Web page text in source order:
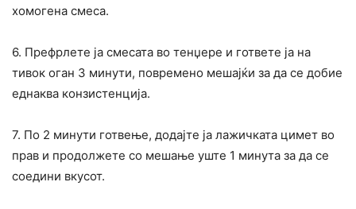
хомогена смеса.
6. Префрлете ја смесата во тенџере и гответе ја на
тивок оган 3 минути, повремено мешајќи за да се добие
еднаква конзистенција.
7. По 2 минути готвење, додајте ја лажичката цимет во
прав и продолжете со мешање уште 1 минута за да се
соедини вкусот.